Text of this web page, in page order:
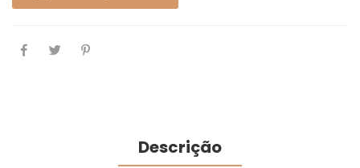
Descrição